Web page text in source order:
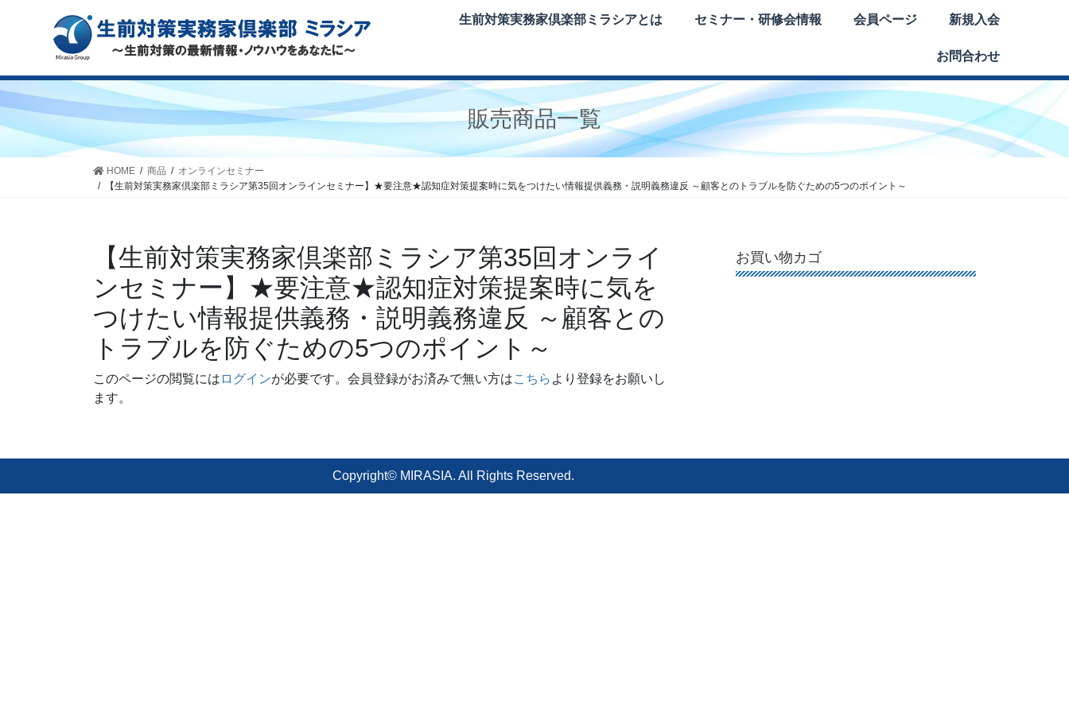
生前対策実務家倶楽部ミラシアとは セミナー・研修会情報 会員ページ 新規入会
お問合わせ
販売商品一覧
HOME 商品
オンラインセミナー
【生前対策実務家倶楽部ミラシア第35回オンラインセミナー】★要注意★認知症対策提案時に気をつけたい情報提供義務・説明義務違反 ～顧客とのトラブルを防ぐための5つのポイント～
【生前対策実務家倶楽部ミラシア第35回オンライ
ンセミナー】★要注意★認知症対策提案時に気を
つけたい情報提供義務・説明義務違反 ～顧客との
トラブルを防ぐための5つのポイント～
このページの閲覧には ログインが必要です。会員登録がお済みで無い方はこちら より登録をお願いし
ます。
お買い物カゴ
Copyright© MIRASIA. All Rights Reserved.